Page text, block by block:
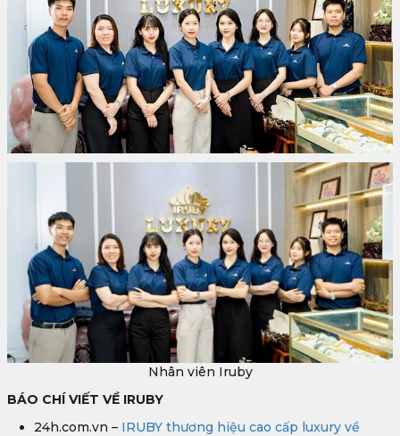
Nhân viên Iruby
BÁO CHÍ VIẾT VỀ IRUBY
24h.com.vn – IRUBY thương hiệu cao cấp luxury về